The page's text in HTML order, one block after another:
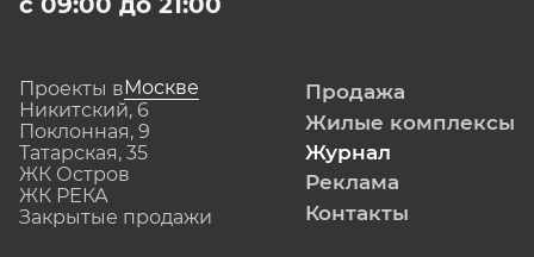
Проекты вМоскве
Никитский, 6
Поклонная, 9
Татарская, 35
ЖК Остров
ЖК РЕКА
Закрытые продажи
Продажа
Жилые комплексы
Журнал
Реклама
Контакты